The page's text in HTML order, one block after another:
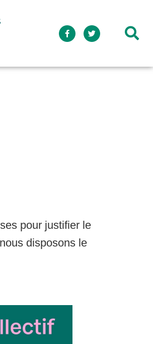
pour justifier le
disposons le